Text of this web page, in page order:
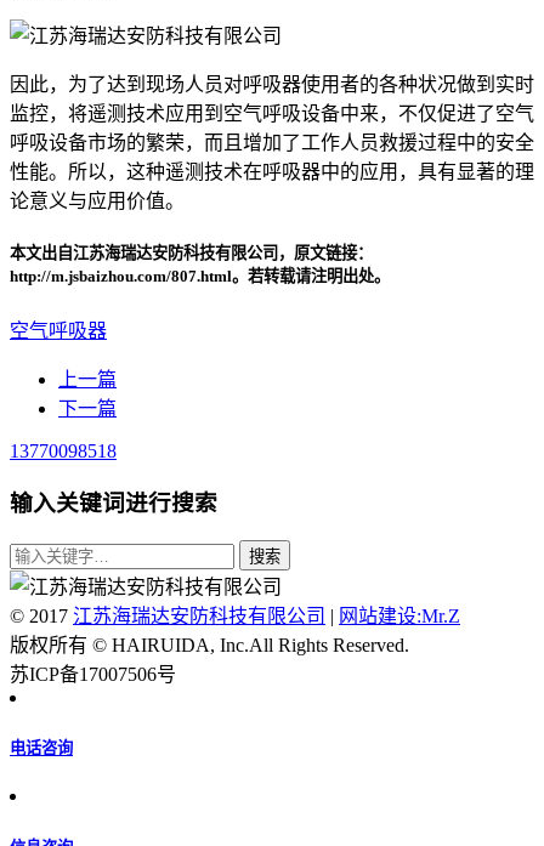
因此，为了达到现场人员对呼吸器使用者的各种状况做到实时
监控，将遥测技术应用到空气呼吸设备中来，不仅促进了空气
呼吸设备市场的繁荣，而且增加了工作人员救援过程中的安全
性能。所以，这种遥测技术在呼吸器中的应用，具有显著的理
论意义与应用价值。
本文出自江苏海瑞达安防科技有限公司，原文链接：
http://m.jsbaizhou.com/807.html。若转载请注明出处。
空气呼吸器
上一篇
下一篇
13770098518
输入关键词进行搜索
© 2017 江苏海瑞达安防科技有限公司 | 网站建设:Mr.Z
版权所有 © HAIRUIDA, Inc.All Rights Reserved.
苏ICP备17007506号
电话咨询